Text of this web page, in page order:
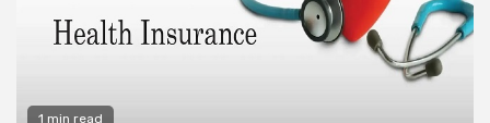
1 min read